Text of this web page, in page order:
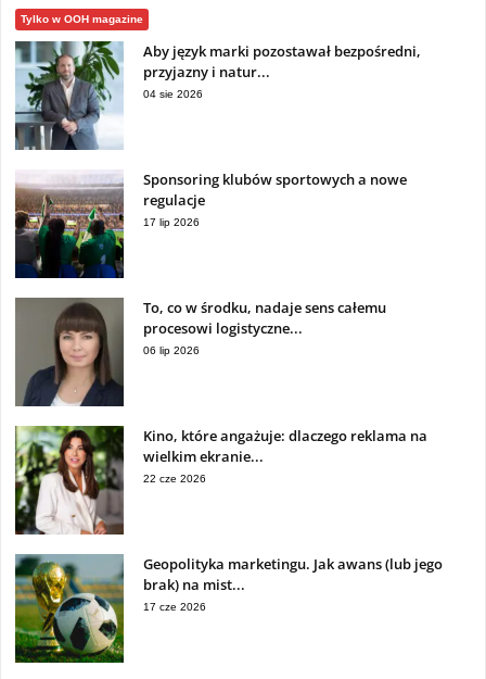
Tylko w OOH magazine
Aby język marki pozostawał bezpośredni,
przyjazny i natur...
04 sie 2026
Sponsoring klubów sportowych a nowe
regulacje
17 lip 2026
To, co w środku, nadaje sens całemu
procesowi logistyczne...
06 lip 2026
Kino, które angażuje: dlaczego reklama na
wielkim ekranie...
22 cze 2026
Geopolityka marketingu. Jak awans (lub jego
brak) na mist...
17 cze 2026